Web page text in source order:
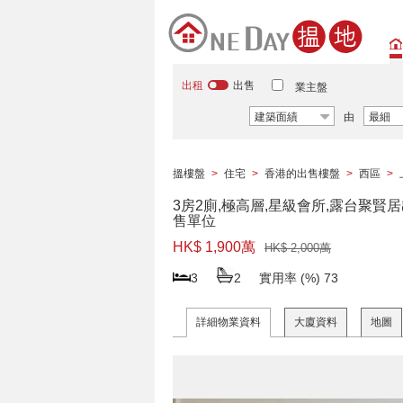
出租 出售 業主盤
建築面績 由 最細
搵樓盤 > 住宅 > 香港的出售樓盤 > 西區 >
3房2廁,極高層,星級會所,露台聚賢
售單位
HK$ 1,900萬
HK$ 2,000萬
3 2 實用率 (%) 73
詳細物業資料 大廈資料 地圖